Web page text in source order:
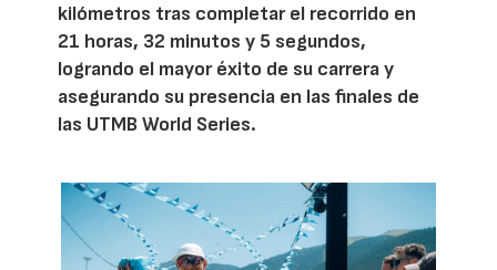
kilómetros tras completar el recorrido en
21 horas, 32 minutos y 5 segundos,
logrando el mayor éxito de su carrera y
asegurando su presencia en las finales de
las UTMB World Series.